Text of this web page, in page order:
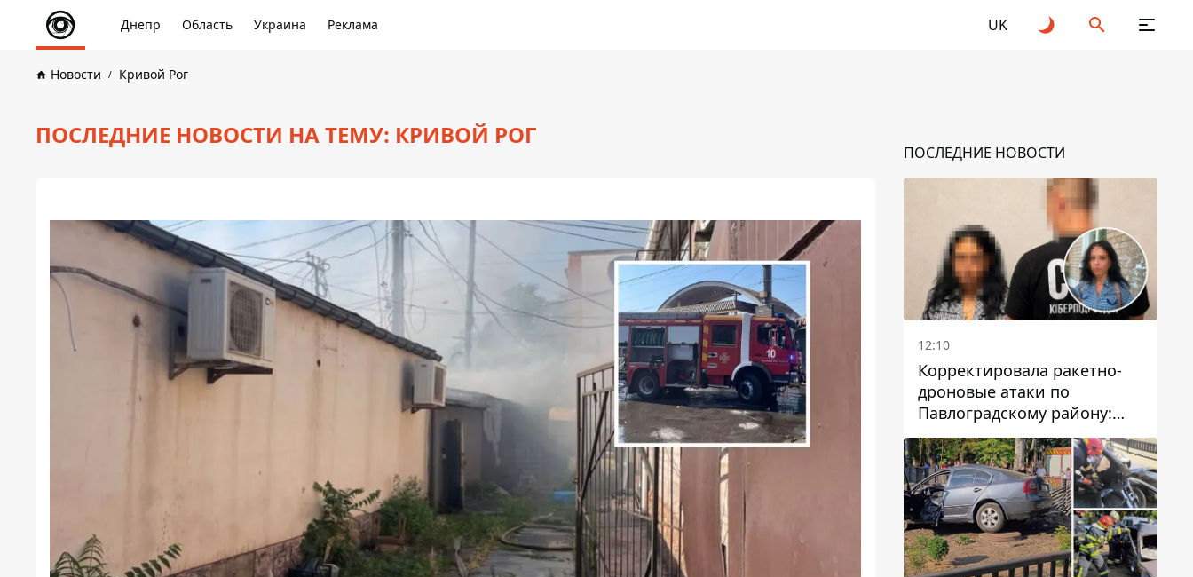
Днепр Область Украина Реклама UK
Новости Кривой Рог
ПОСЛЕДНИЕ НОВОСТИ НА ТЕМУ: КРИВОЙ РОГ
ПОСЛЕДНИЕ НОВОСТИ
12:10
Корректировала ракетно-
дроновые атаки по
Павлоградскому району:
задержали вражескую
агентку